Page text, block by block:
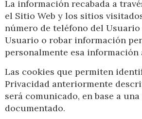
La información recabada a
el Sitio Web y los sitios
número de teléfono del
Usuario o robar información
personalmente esa información
Las cookies que permiten
Privacidad anteriormente
será comunicado, en base a
documentado.